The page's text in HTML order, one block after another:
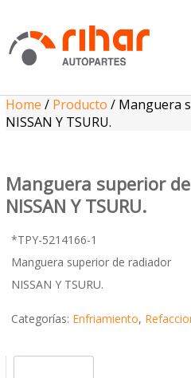
Home / Producto / Manguera
NISSAN Y TSURU.
Manguera superior
NISSAN Y TSURU.
*TPY-5214166-1
Manguera superior de radiador
NISSAN Y TSURU.
Categorías: Enfriamiento,